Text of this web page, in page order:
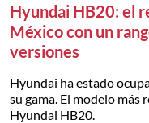
Hyundai HB20: el
México con un
versiones
Hyundai ha estado
su gama. El modelo más
Hyundai HB20.